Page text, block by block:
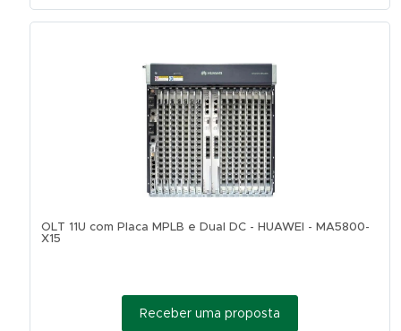
OLT 11U com Placa MPLB e Dual DC - HUAWEI - MA5800-
X15
Receber uma proposta